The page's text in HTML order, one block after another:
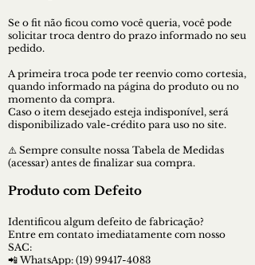
Se o fit não ficou como você queria, você pode
solicitar troca dentro do prazo informado no seu
pedido.
A primeira troca pode ter reenvio como cortesia,
quando informado na página do produto ou no
momento da compra.
Caso o item desejado esteja indisponível, será
disponibilizado vale-crédito para uso no site.
⚠️ Sempre consulte nossa Tabela de Medidas
(acessar) antes de finalizar sua compra.
Produto com Defeito
Identificou algum defeito de fabricação?
Entre em contato imediatamente com nosso
SAC:
📲 WhatsApp: (19) 99417-4083